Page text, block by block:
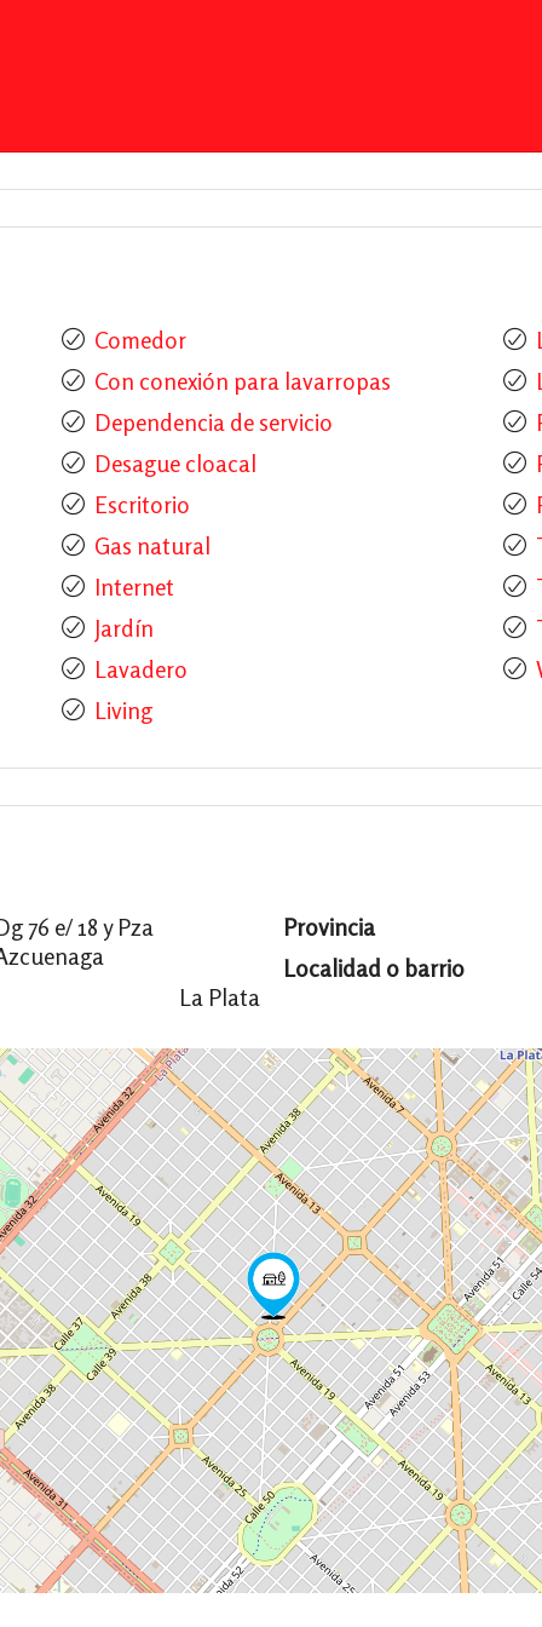
Comedor
Con conexión para lavarropas
Dependencia de servicio
Desague cloacal
Escritorio
Gas natural
Internet
Jardín
Lavadero
Living
76 e/ 18 y Pza
La Plata
Provincia
Localidad o barrio